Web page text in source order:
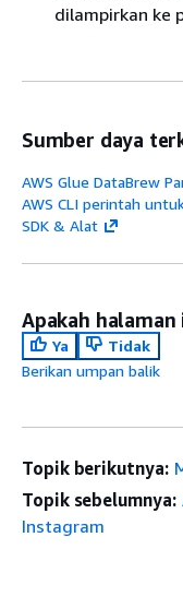
dilampirkan ke
Sumber daya
AWS Glue DataBrew
AWS CLI perintah
SDK & Alat
Apakah
Ya
Tidak
Berikan umpan balik
Topik berikutnya:
Topik sebelumnya:
Instagram